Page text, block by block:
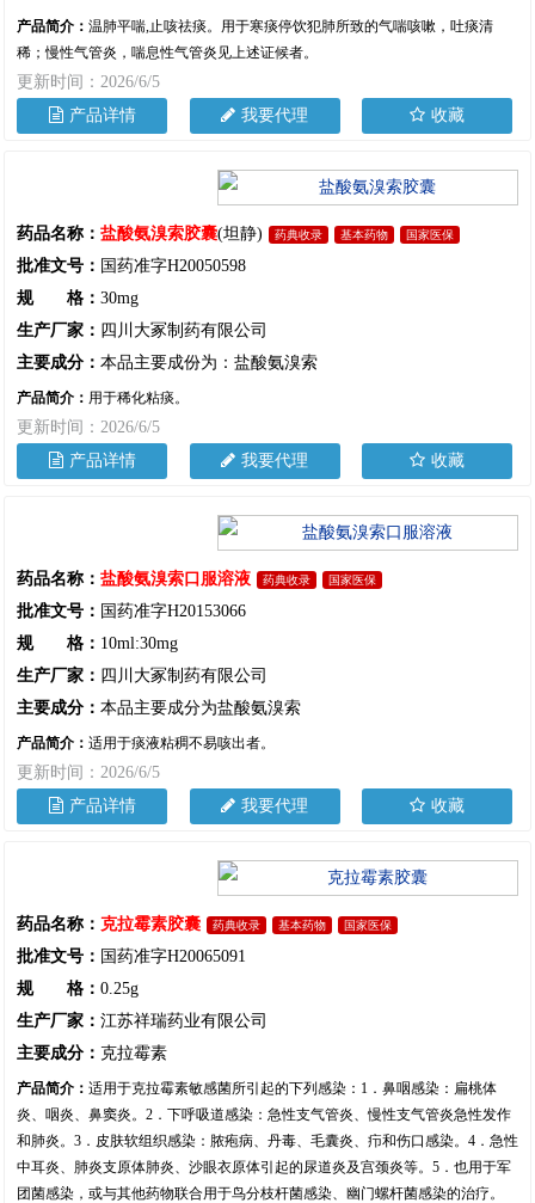
产品简介： 温肺平喘,止咳祛痰。用于寒痰停饮犯肺所致的气喘咳嗽，吐痰清
稀；慢性气管炎，喘息性气管炎见上述证候者。
更新时间：2026/6/5
产品详情
我要代理 收藏
药品名称： 盐酸氨溴索胶囊(坦静) 药典收录 基本药物 国家医保
批准文号： 国药准字H20050598
规 格： 30mg
生产厂家： 四川大冢制药有限公司
主要成分： 本品主要成份为：盐酸氨溴索
产品简介： 用于稀化粘痰。
更新时间：2026/6/5
产品详情
我要代理 收藏
药品名称： 盐酸氨溴索口服溶液 药典收录 国家医保
批准文号： 国药准字H20153066
规 格： 10ml:30mg
生产厂家： 四川大冢制药有限公司
主要成分： 本品主要成分为盐酸氨溴索
产品简介： 适用于痰液粘稠不易咳出者。
更新时间：2026/6/5
产品详情
我要代理 收藏
药品名称： 克拉霉素胶囊 药典收录 基本药物 国家医保
批准文号： 国药准字H20065091
规 格： 0.25g
生产厂家： 江苏祥瑞药业有限公司
主要成分： 克拉霉素
产品简介： 适用于克拉霉素敏感菌所引起的下列感染：1．鼻咽感染：扁桃体
炎、咽炎、鼻窦炎。2．下呼吸道感染：急性支气管炎、慢性支气管炎急性发作
和肺炎。3．皮肤软组织感染：脓疱病、丹毒、毛囊炎、疖和伤口感染。4．急性
中耳炎、肺炎支原体肺炎、沙眼衣原体引起的尿道炎及宫颈炎等。5．也用于军
团菌感染，或与其他药物联合用于鸟分枝杆菌感染、幽门螺杆菌感染的治疗。